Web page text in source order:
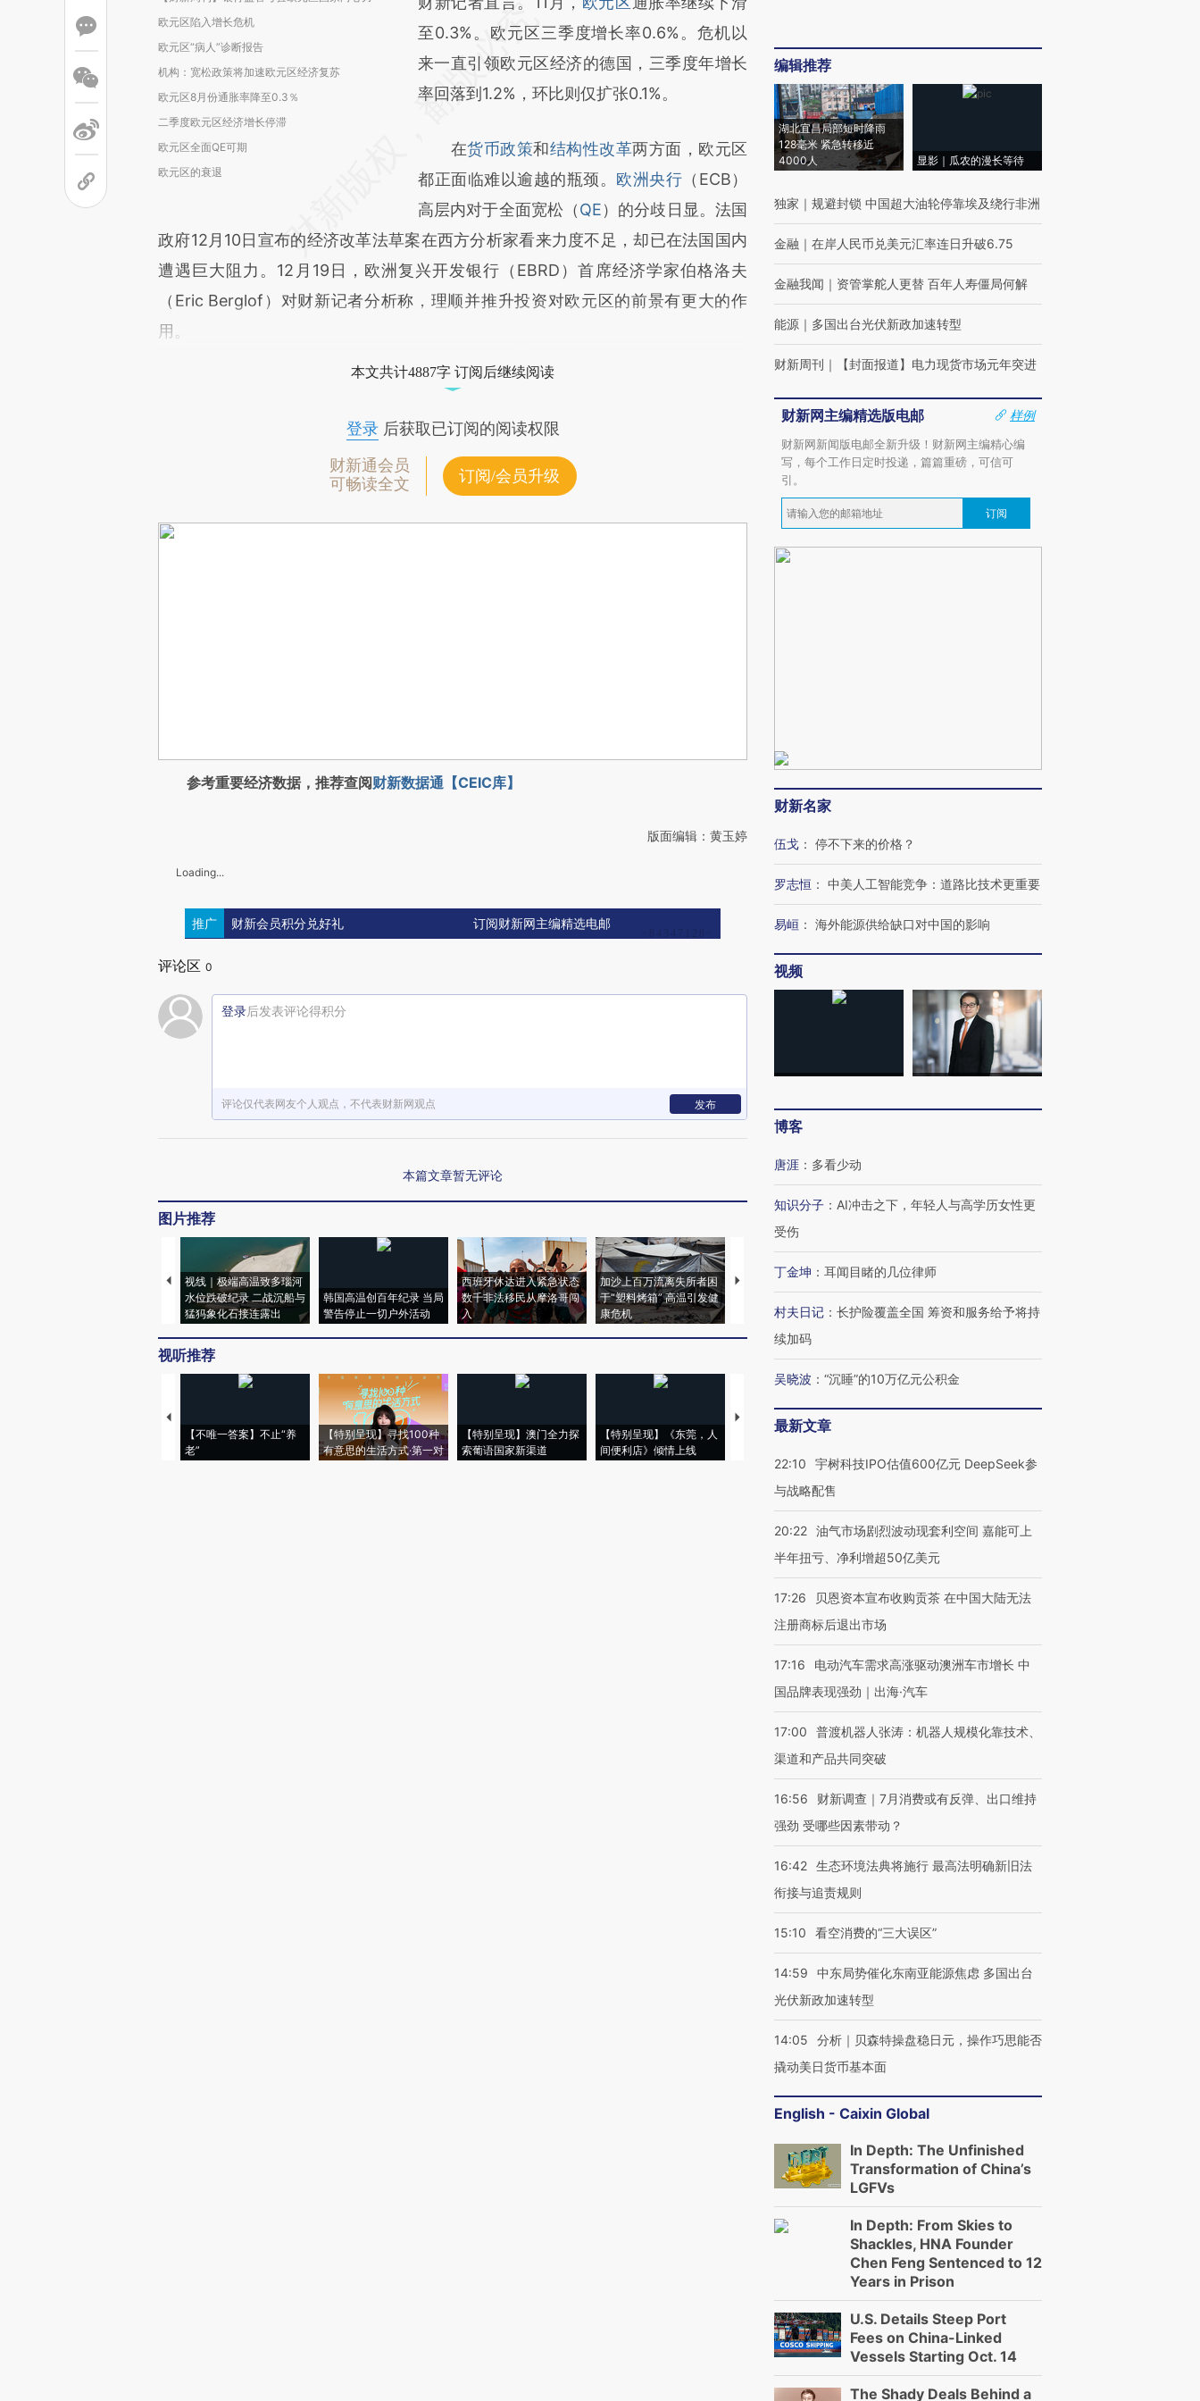
欧元区陷入增长危机
欧元区“病人”诊断报告
机构：宽松政策将加速欧元区经济复苏
欧元区8月份通胀率降至0.3％
二季度欧元区经济增长停滞
欧元区全面QE可期
欧元区的衰退
至0.3%。欧元区三季度增长率0.6%。危机以
来一直引领欧元区经济的德国，三季度年增长
率回落到1.2%，环比则仅扩张0.1%。
在货币政策和结构性改革两方面，欧元区
都正面临难以逾越的瓶颈。 欧洲央行 （ECB）
高层内对于全面宽松（QE）的分歧日显。法国
政府12月10日宣布的经济改革法草案在西方分析家看来力度不足，却已在法国国内
遭遇巨大阻力。12月19日，欧洲复兴开发银行（EBRD）首席经济学家伯格洛夫
（Eric Berglof）对财新记者分析称，理顺并推升投资对欧元区的前景有更大的作
用。
本文共计4887字 订阅后继续阅读
登录后获取已订阅的阅读权限
财新通会员
可畅读全文
订阅/会员升级
参考重要经济数据，推荐查阅财新数据通【CEIC库】
版面编辑：黄玉婷
Loading...
推广 财新会员积分兑好礼 订阅财新网主编精选电邮
评论区 0
登录后发表评论得积分
评论仅代表网友个人观点，不代表财新网观点 发布
本篇文章暂无评论
图片推荐
视线｜极端高温致多瑙河
水位跌破纪录 二战沉船与
猛犸象化石接连露出
韩国高温创百年纪录 当局
警告停止一切户外活动
西班牙休达进入紧急状态
数千非法移民从摩洛哥闯
入
加沙上百万流离失所者困
于“塑料烤箱” 高温引发健
康危机
视线｜HYROX的吸金
心“花钱找虐”？
马航飞行员跨国走私7万
毒品
育部长拱下台
视听推荐
【不唯一答案】不止“养
老”
【特别呈现】寻找100种
有意思的生活方式·第一对
【特别呈现】澳门全力探
索葡语国家新渠道
【特别呈现】《东莞，人
间便利店》倾情上线
【推广】走进第四届链博
会，让数智科技“链”接产
编辑推荐
湖北宜昌局部短时降雨
128毫米 紧急转移近
4000人
显影｜瓜农的漫长等待
独家 ｜ 规避封锁 中国超大油轮停靠埃及绕行非洲
金融 ｜ 在岸人民币兑美元汇率连日升破6.75
金融我闻 ｜ 资管掌舵人更替 百年人寿僵局何解
能源 ｜ 多国出台光伏新政加速转型
财新周刊 ｜ 【封面报道】电力现货市场元年突进
财新网主编精选版电邮
样例
财新网新闻版电邮全新升级！财新网主编精心编
写，每个工作日定时投递，篇篇重磅，可信可
引。
订阅
财新名家
伍戈 ： 停不下来的价格？
罗志恒 ： 中美人工智能竞争：道路比技术更重要
易峘 ： 海外能源供给缺口对中国的影响
视频
博客
唐涯 ： 多看少动
知识分子 ： AI冲击之下，年轻人与高学历女性更
受伤
丁金坤 ： 耳闻目睹的几位律师
村夫日记 ： 长护险覆盖全国 筹资和服务给予将持
续加码
吴晓波 ： “沉睡”的10万亿元公积金
最新文章
22:10
宇树科技IPO估值600亿元 DeepSeek参
与战略配售
20:22 油气市场剧烈波动现套利空间 嘉能可上
半年扭亏、净利增超50亿美元
17:26
贝恩资本宣布收购贡茶 在中国大陆无法
注册商标后退出市场
17:16
电动汽车需求高涨驱动澳洲车市增长 中
国品牌表现强劲｜出海·汽车
17:00
普渡机器人张涛：机器人规模化靠技术、
渠道和产品共同突破
16:56
财新调查｜7月消费或有反弹、出口维持
强劲 受哪些因素带动？
16:42 生态环境法典将施行 最高法明确新旧法
衔接与追责规则
15:10 看空消费的“三大误区”
14:59
中东局势催化东南亚能源焦虑 多国出台
光伏新政加速转型
14:05
分析｜贝森特操盘稳日元，操作巧思能否
撬动美日货币基本面
English - Caixin Global
In Depth: The Unfinished
Transformation of China’s
LGFVs
In Depth: From Skies to
Shackles, HNA Founder
Chen Feng Sentenced to 12
Years in Prison
U.S. Details Steep Port
Fees on China-Linked
Vessels Starting Oct. 14
The Shady Deals Behind a